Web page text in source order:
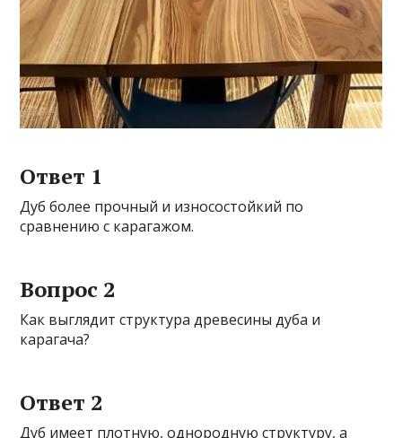
Ответ 1
Дуб более прочный и износостойкий по
сравнению с карагажом.
Вопрос 2
Как выглядит структура древесины дуба и
карагача?
Ответ 2
Дуб имеет плотную, однородную структуру, а